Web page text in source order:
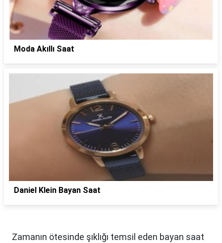
Moda Akıllı Saat
Daniel Klein Bayan Saat
Zamanın ötesinde şıklığı temsil eden bayan saat